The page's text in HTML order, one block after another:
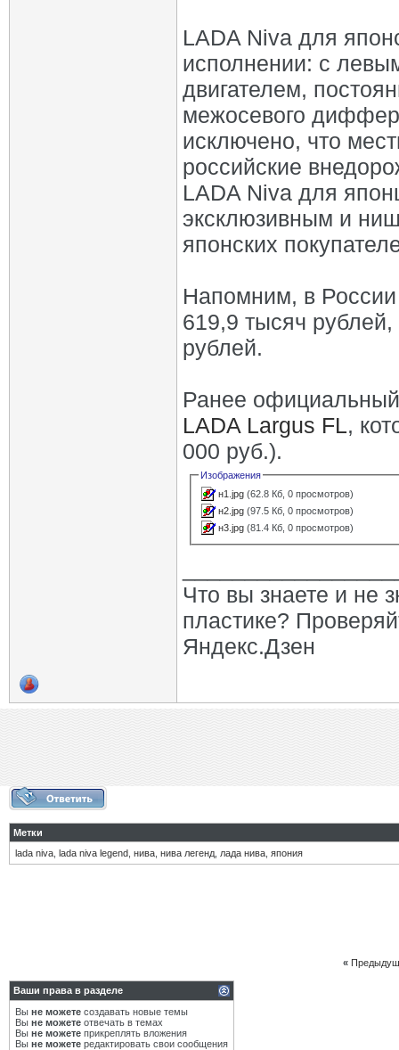
LADA Niva для
исполнении: с
двигателем,
межосевого
исключено, что
российские
LADA Niva для
эксклюзивным и
японских
Напомним, в России
619,9 тысяч
рублей.
Ранее
LADA Largus FL,
000 руб.).
Изображения
н1.jpg (62.8 Кб, 0 просмотров)
н2.jpg (97.5 Кб, 0 просмотров)
н3.jpg (81.4 Кб, 0 просмотров)
Что вы знаете и не
пластике?
Яндекс.Дзен
Метки
lada niva lada niva legend нива нива легенд лада нива япония
«
Ваши права в разделе
Вы не можете создавать новые темы
Вы не можете отвечать в темах
Вы не можете прикреплять вложения
Вы не можете редактировать свои сообщения